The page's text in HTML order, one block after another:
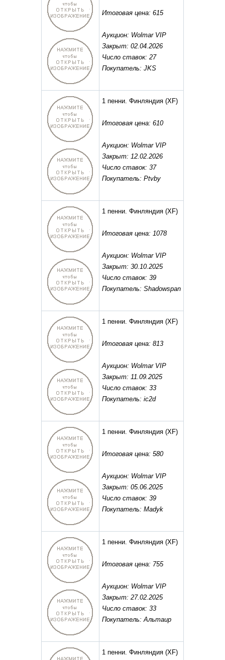
Итоговая цена: 615
Аукцион: Wolmar VIP
Закрыт: 02.04.2026
Число ставок: 27
Покупатель: JKS
1 пенни. Финляндия (XF)
Итоговая цена: 610
Аукцион: Wolmar VIP
Закрыт: 12.02.2026
Число ставок: 37
Покупатель: Ptvby
1 пенни. Финляндия (XF)
Итоговая цена: 1078
Аукцион: Wolmar VIP
Закрыт: 30.10.2025
Число ставок: 39
Покупатель: Shadowspan
1 пенни. Финляндия (XF)
Итоговая цена: 813
Аукцион: Wolmar VIP
Закрыт: 11.09.2025
Число ставок: 33
Покупатель: ic2d
1 пенни. Финляндия (XF)
Итоговая цена: 580
Аукцион: Wolmar VIP
Закрыт: 05.06.2025
Число ставок: 39
Покупатель: Madyk
1 пенни. Финляндия (XF)
Итоговая цена: 755
Аукцион: Wolmar VIP
Закрыт: 27.02.2025
Число ставок: 33
Покупатель: Альтаир
1 пенни. Финляндия (XF)